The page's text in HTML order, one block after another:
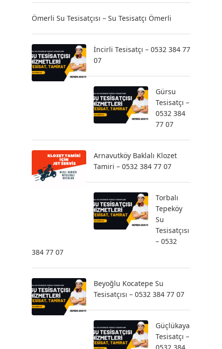
Ömerli Su Tesisatçısı – Su Tesisatçı Ömerli
İncirli Tesisatçı – 0532 384 77
07
Gürsu
Tesisatçı –
0532 384
77 07
Arnavutköy Baklalı Klozet
Tamiri – 0532 384 77 07
Torbalı
Tepeköy
Su
Tesisatçısı
– 0532
384 77 07
Beyoğlu Kocatepe Su
Tesisatçısı – 0532 384 77 07
Güçlükaya
Tesisatçı –